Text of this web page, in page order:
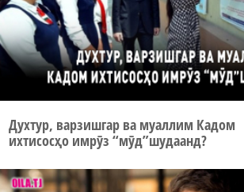
Духтур, варзишгар ва муаллим Кадом
ихтисосҳо имрӯз “мӯд”шудаанд?